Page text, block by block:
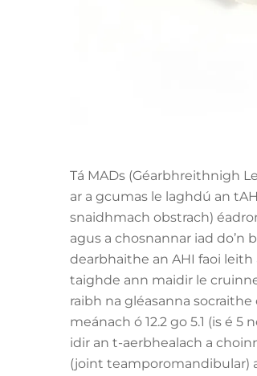
Tá MADs (Géarbhreithnigh
ar a gcumas le laghdú an
snaidhmach obstrach)
agus a chosnannar iad
dearbhaithe an AHI faoi leith
taighde ann maidir le
raibh na gléasanna
meánach ó 12.2 go 5.1 (is é
idir an t-aerbhealach a
(joint teamporomandibular)